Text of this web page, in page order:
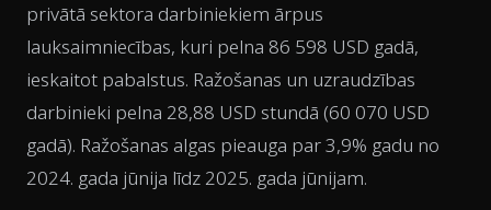
privātā sektora darbiniekiem ārpus
lauksaimniecības, kuri pelna 86 598 USD gadā,
ieskaitot pabalstus. Ražošanas un uzraudzības
darbinieki pelna 28,88 USD stundā (60 070 USD
gadā). Ražošanas algas pieauga par 3,9% gadu no
2024. gada jūnija līdz 2025. gada jūnijam.